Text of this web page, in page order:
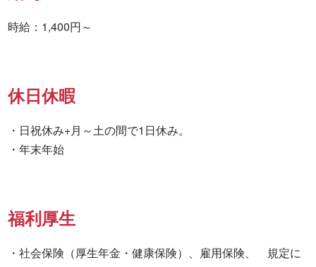
時給：1,400円～
休日休暇
・日祝休み+月～土の間で1日休み。
・年末年始
福利厚生
・社会保険（厚生年金・健康保険）、雇用保険、　規定に